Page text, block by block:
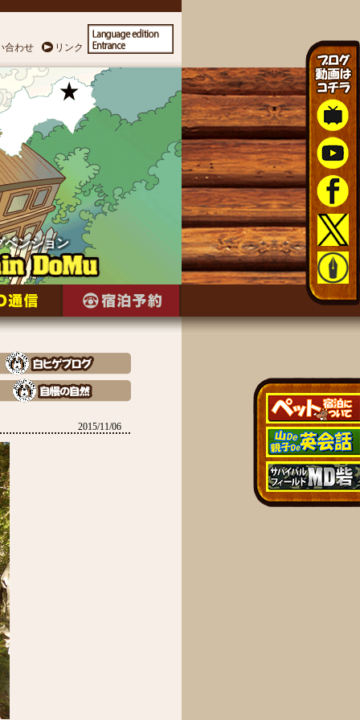
合わせ リンク
ペンション
ンション
ンション
ペンション
ペンション
ペンション
ペンション
ペンション
ンション
ンション
ンション
ンション
ンション
ンション
ンション
ペンション
ペンション
ペンション
ペンション
ペンション
ペンション
ペンション
ペンション
ペンション
ペンション
2015/11/06